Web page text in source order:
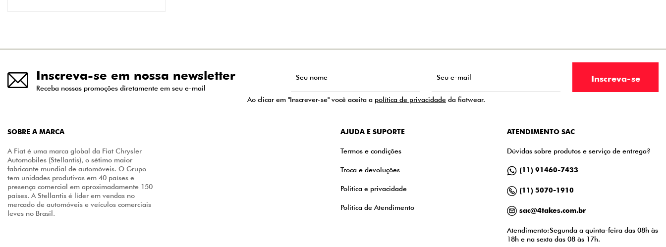
Inscreva-se em nossa newsletter
Receba nossas promoções diretamente em seu e-mail
Ao clicar em "Inscrever-se" você aceita a política de privacidade da fiatwear.
SOBRE A MARCA
A Fiat é uma marca global da Fiat Chrysler
Automobiles (Stellantis), o sétimo maior
fabricante mundial de automóveis. O Grupo
tem unidades produtivas em 40 países e
presença comercial em aproximadamente 150
países. A Stellantis é líder em vendas no
mercado de automóveis e veículos comerciais
leves no Brasil.
AJUDA E SUPORTE
Termos e condições
Troca e devoluções
Politica e privacidade
Politica de Atendimento
ATENDIMENTO SAC
Dúvidas sobre produtos e serviço de entrega?
(11) 91460-7433
(11) 5070-1910
sac@4takes.com.br
Atendimento:Segunda a quinta-feira das 08h às
18h e na sexta das 08 às 17h.